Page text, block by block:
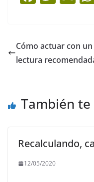
e
b
k
er l
Cómo actuar con
lectura
También
Recalculando,
12/05/2020